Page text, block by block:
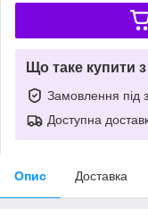
Що таке купити
Замовлення під
Доступна
Опис Доставка